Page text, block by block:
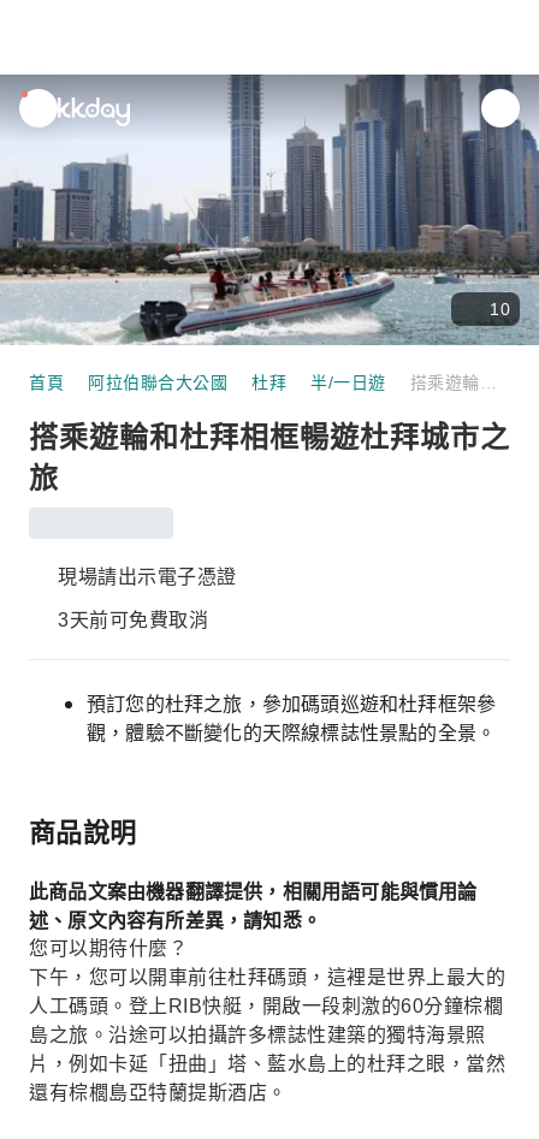
unread
notifications
10
首頁 阿拉伯聯合大公國 杜拜 半/一日遊
搭乘遊輪和杜拜相框暢遊杜拜城市之
旅
現場請出示電子憑證
3天前可免費取消
預訂您的杜拜之旅，參加碼頭巡遊和杜拜框架參
觀，體驗不斷變化的天際線標誌性景點的全景。
商品說明
此商品文案由機器翻譯提供，相關用語可能與慣用論
述、原文內容有所差異，請知悉。
您可以期待什麼？
下午，您可以開車前往杜拜碼頭，這裡是世界上最大的
人工碼頭。登上RIB快艇，開啟一段刺激的60分鐘棕櫚
島之旅。沿途可以拍攝許多標誌性建築的獨特海景照
片，例如卡延「扭曲」塔、藍水島上的杜拜之眼，當然
還有棕櫚島亞特蘭提斯酒店。